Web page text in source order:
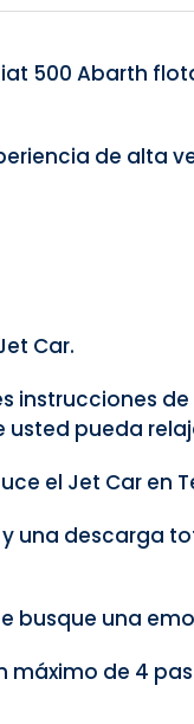
500 Abarth
de alta
Car.
instrucciones
pueda
el Jet Car en
una descarga
busque una
máximo de 4